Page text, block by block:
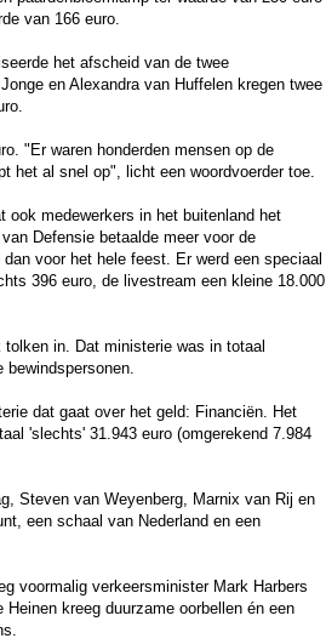
van 166 euro.
het afscheid van de twee
en Alexandra van Huffelen kregen twee
"Er waren honderden mensen op de
het al snel op", licht een woordvoerder toe.
ook medewerkers in het buitenland het
Defensie betaalde meer voor de
voor het hele feest. Er werd een speciaal
396 euro, de livestream een kleine 18.000
in. Dat ministerie was in totaal
bewindspersonen.
dat gaat over het geld: Financiën. Het
'slechts' 31.943 euro (omgerekend 7.984
Steven van Weyenberg, Marnix van Rij en
een schaal van Nederland en een
voormalig verkeersminister Mark Harbers
kreeg duurzame oorbellen én een